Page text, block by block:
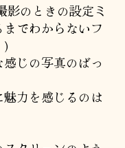
影のときの設定ミ
でわからないフ
)
じの写真のばっ
力を感じるのは